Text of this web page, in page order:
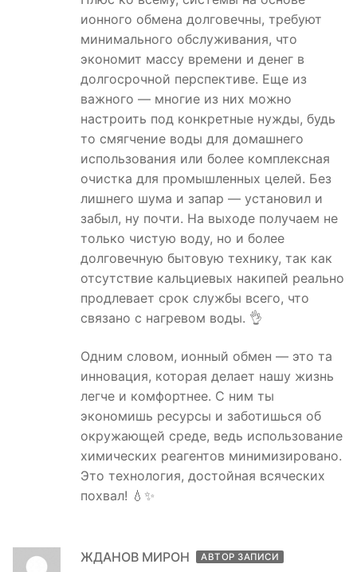
ионного обмена долговечны, требуют
минимального обслуживания, что
экономит массу времени и денег в
долгосрочной перспективе. Еще из
важного — многие из них можно
настроить под конкретные нужды, будь
то смягчение воды для домашнего
использования или более комплексная
очистка для промышленных целей. Без
лишнего шума и запар — установил и
забыл, ну почти. На выходе получаем не
только чистую воду, но и более
долговечную бытовую технику, так как
отсутствие кальциевых накипей реально
продлевает срок службы всего, что
связано с нагревом воды. 👌
Одним словом, ионный обмен — это та
инновация, которая делает нашу жизнь
легче и комфортнее. С ним ты
экономишь ресурсы и заботишься об
окружающей среде, ведь использование
химических реагентов минимизировано.
Это технология, достойная всяческих
похвал! 💧✨
ЖДАНОВ МИРОН АВТОР ЗАПИСИ